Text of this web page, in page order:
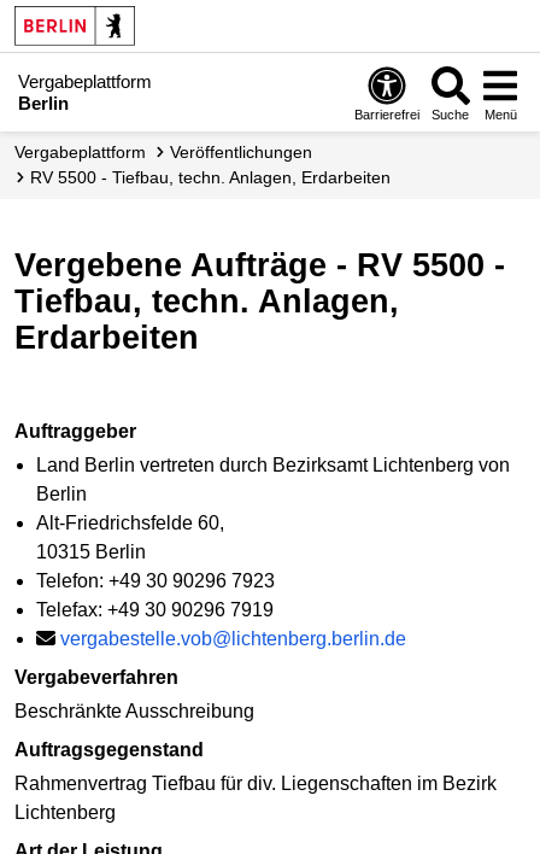
Vergabeplattform
Berlin
Barrierefrei Suche Menü
Vergabe­plattform
Veröffent­lichungen
RV 5500 - Tiefbau, techn. Anlagen, Erdarbeiten
Vergebene Aufträge - RV 5500 -
Tiefbau, techn. Anlagen,
Erdarbeiten
Auftraggeber
Land Berlin vertreten durch Bezirksamt Lichtenberg von
Berlin
Alt-Friedrichsfelde 60,
10315 Berlin
Telefon: +49 30 90296 7923
Telefax: +49 30 90296 7919
vergabestelle.vob@lichtenberg.berlin.de
Vergabeverfahren
Beschränkte Ausschreibung
Auftragsgegenstand
Rahmenvertrag Tiefbau für div. Liegenschaften im Bezirk
Lichtenberg